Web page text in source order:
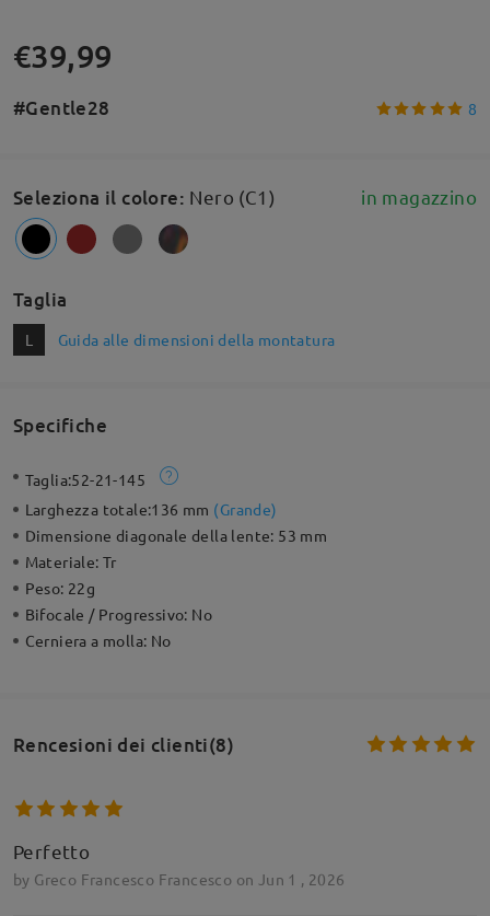
€39,99
#Gentle28 8
Seleziona il colore: Nero (C1) in magazzino
Taglia
L Guida alle dimensioni della montatura
Specifiche
Taglia:52-21-145
Larghezza totale:136 mm (Grande)
Dimensione diagonale della lente: 53 mm
Materiale:Tr
Peso: 22g
Bifocale / Progressivo: No
Cerniera a molla: No
Rencesioni dei clienti(8)
Perfetto
by Greco Francesco Francesco on Jun 1 , 2026